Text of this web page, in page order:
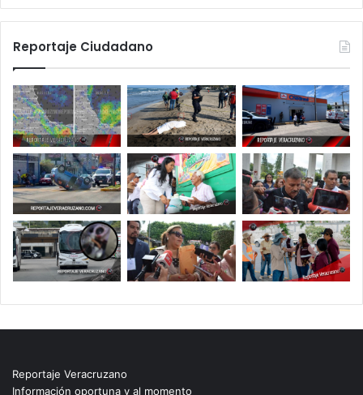
Reportaje Ciudadano
Reportaje Veracruzano
Información oportuna y al momento